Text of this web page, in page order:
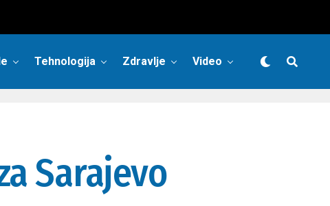
Tehnologija Zdravlje Video
Sarajevo